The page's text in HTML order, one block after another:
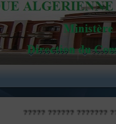
???? ???
??????????